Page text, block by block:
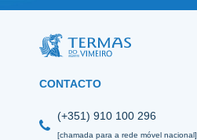
CONTACTO
(+351) 910 100 296
[chamada para a rede móvel nacional]